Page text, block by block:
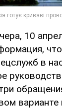
10
в
варианте